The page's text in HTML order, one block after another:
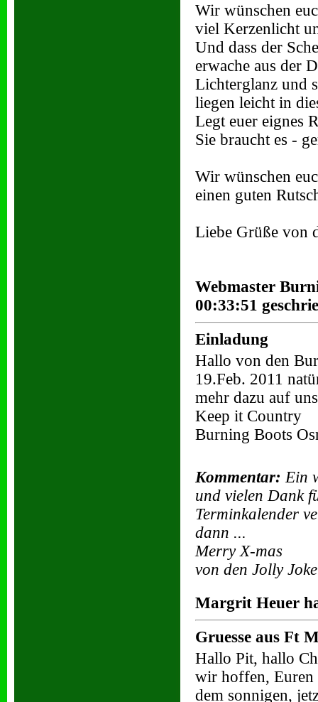
Wir wünschen
viel Kerzenlicht
Und dass der
erwache aus der
Lichterglanz und
liegen leicht in
Legt euer eignes
Sie braucht es -
Wir wünschen
einen guten
Liebe Grüße von
Webmaster
00:33:51
Einladung
Hallo von den
19.Feb. 2011
mehr dazu auf
Keep it Country
Burning Boots
Kommentar: Ein
und vielen Dank
Terminkalender
dann ...
Merry X-mas
von den Jolly
Margrit Heuer
Gruesse aus Ft
Hallo Pit, hallo
wir hoffen, Euren
dem sonnigen,